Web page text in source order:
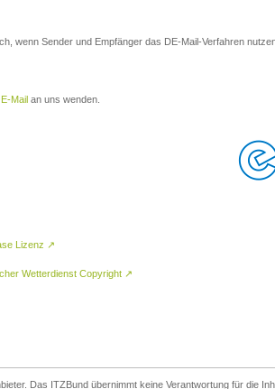
wenn Sender und Empfänger das DE-Mail-Verfahren
E-Mail an uns wenden.
Lizenz ↗
Wetterdienst Copyright ↗
Das ITZBund übernimmt keine Verantwortung für die